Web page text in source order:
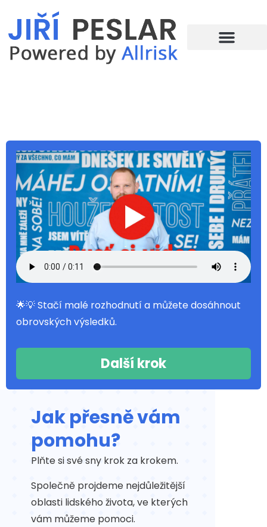
🌟💡 Stačí malé rozhodnutí a můžete dosáhnout
obrovských výsledků.
Další krok
Jak přesně vám
pomohu?
Plňte si své sny krok za krokem.
Společně projdeme nejdůležitější
oblasti lidského života, ve kterých
vám můžeme pomoci.